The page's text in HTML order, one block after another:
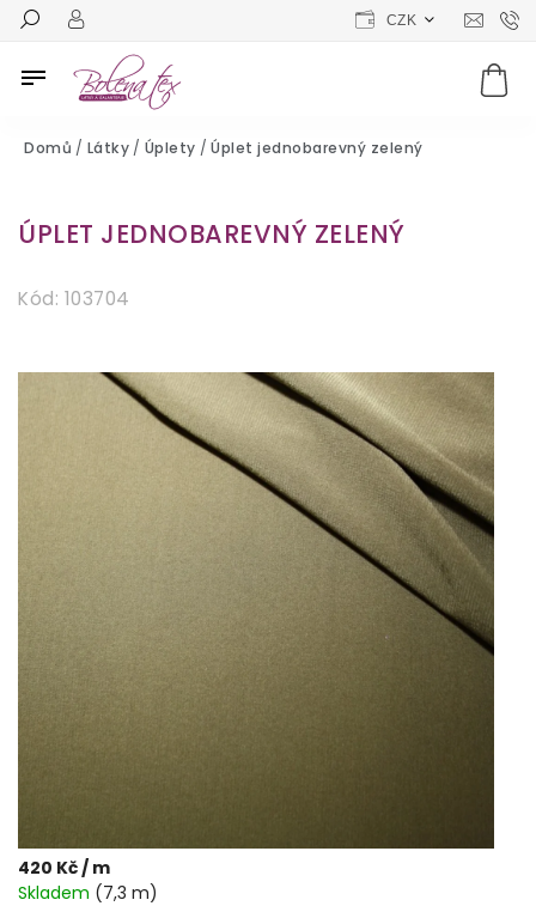
CZK
Domů / Látky / Úplety / Úplet jednobarevný zelený
ÚPLET JEDNOBAREVNÝ ZELENÝ
Kód: 103704
420 Kč/ m
Skladem (7,3 m)